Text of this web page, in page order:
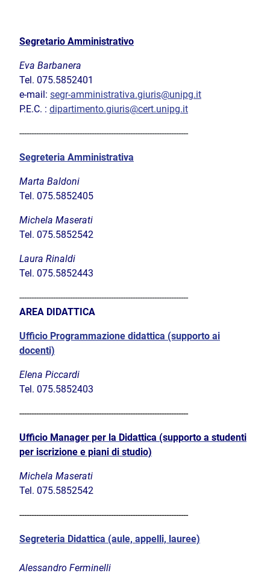
Segretario Amministrativo
Eva Barbanera
Tel. 075.5852401
e-mail: segr-amministrativa.giuris@unipg.it
P.E.C. : dipartimento.giuris@cert.unipg.it
----------------------------------------------------------------------
Segreteria Amministrativa
Marta Baldoni
Tel. 075.5852405
Michela Maserati
Tel. 075.5852542
Laura Rinaldi
Tel. 075.5852443
----------------------------------------------------------------------
AREA DIDATTICA
Ufficio Programmazione didattica (supporto ai
docenti)
Elena Piccardi
Tel. 075.5852403
----------------------------------------------------------------------
Ufficio Manager per la Didattica (supporto a studenti
per iscrizione e piani di studio)
Michela Maserati
Tel. 075.5852542
----------------------------------------------------------------------
Segreteria Didattica (aule, appelli, lauree)
Alessandro Ferminelli